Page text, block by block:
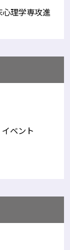
理学専攻進
ベント